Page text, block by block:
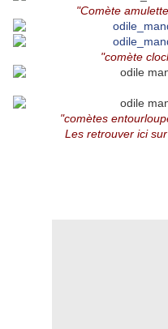
"Comète
"comète
"comètes
Les retrouver ici